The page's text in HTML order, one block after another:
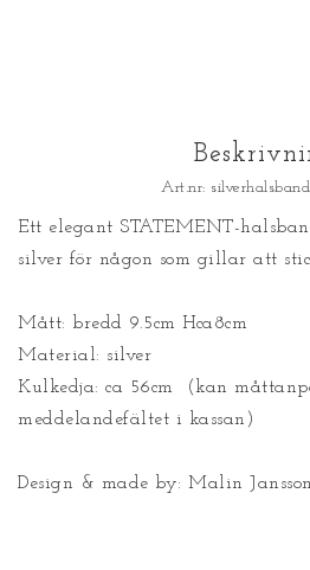
Art.nr:
Ett elegant STATEMENT-
silver för någon som gillar att
Mått: bredd 9.5cm Hca8cm
Material: silver
Kulkedja: ca 56cm  (kan
meddelandefältet i kassan)
Design & made by: Malin Jansson